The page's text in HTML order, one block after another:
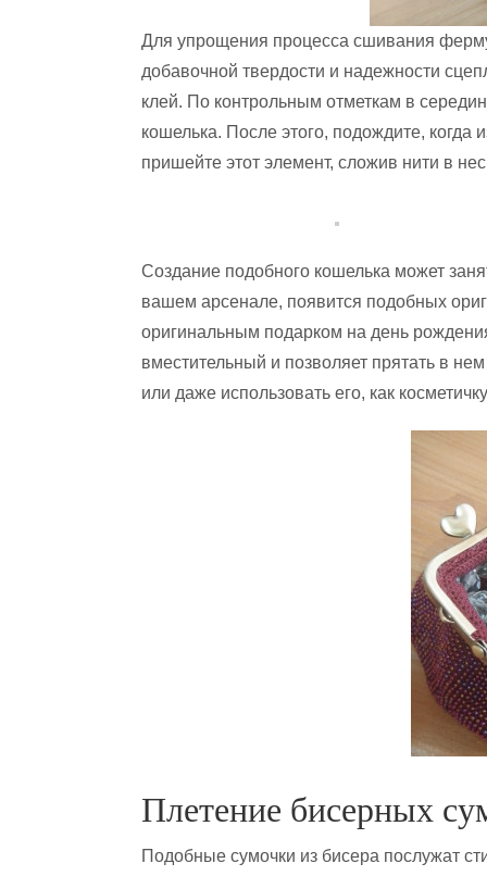
Для упрощения процесса сшивания
добавочной твердости и надежности
клей. По контрольным отметкам в
кошелька. После этого, подождите, когда
пришейте этот элемент, сложив нити в
Создание подобного кошелька может
вашем арсенале, появится подобных
оригинальным подарком на день
вместительный и позволяет прятать в
или даже использовать его, как
Плетение бисерных
Подобные сумочки из бисера послужат